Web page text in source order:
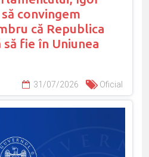
convingem
că Republica
fie în Uniunea
31/07/2026 Oficial